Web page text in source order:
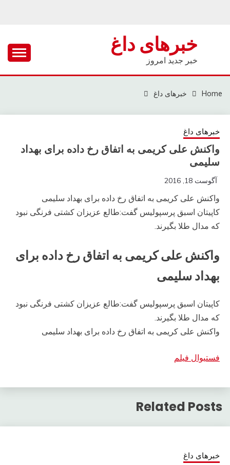
خبرهای داغ
خبر جدید امروز
Home خبرهای داغ
خبرهای داغ
واکنش علی کریمی به اتفاق رخ داده برای بهداد
سلیمی
آگوست 18, 2016
واکنش علی کریمی به اتفاق رخ داده برای بهداد سلیمی
کاپیتان اسبق پرسپولیس گفت:طالع عزیزان کشتی فرنگی نبود
که مدال طلا بگیرند.
واکنش علی کریمی به اتفاق رخ داده برای
بهداد سلیمی
کاپیتان اسبق پرسپولیس گفت:طالع عزیزان کشتی فرنگی نبود
که مدال طلا بگیرند.
واکنش علی کریمی به اتفاق رخ داده برای بهداد سلیمی
فستیوال فیلم
Related Posts
خبرهای داغ